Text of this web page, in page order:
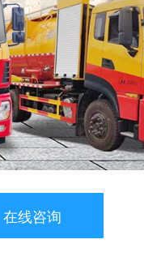
在线咨询